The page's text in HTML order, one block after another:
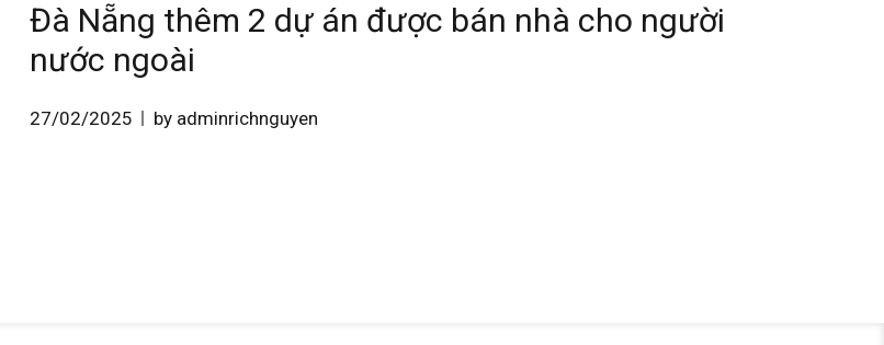
Đà Nẵng thêm 2 dự án được bán nhà cho người
nước ngoài
27/02/2025 by adminrichnguyen